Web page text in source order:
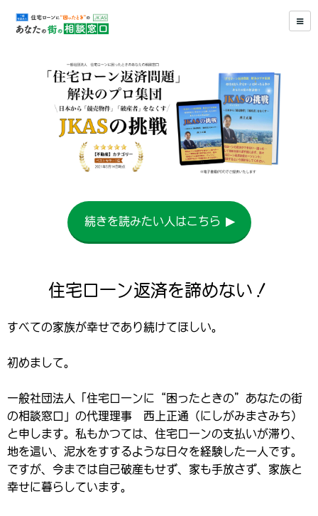
続きを読みたい人はこちら ▶︎
住宅ローン返済を諦めない！
すべての家族が幸せであり続けてほしい。
初めまして。
一般社団法人「住宅ローンに“困ったときの”あなたの街
の相談窓口」の代理理事 西上正通（にしがみまさみち）
と申します。私もかつては、住宅ローンの支払いが滞り、
地を這い、泥水をすするような日々を経験した一人です。
ですが、今までは自己破産もせず、家も手放さず、家族と
幸せに暮らしています。